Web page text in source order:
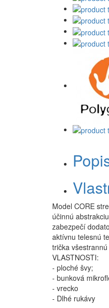
Model CORE
účinnú
zabezpečí
aktívnu telesnú
trička
VLASTNOSTI:
- ploché švy;
- bunková
- vrecko
- Dlhé rukávy